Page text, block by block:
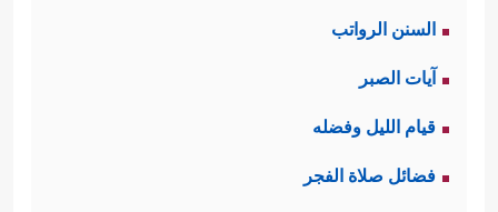
السنن الرواتب
آيات الصبر
قيام الليل وفضله
فضائل صلاة الفجر